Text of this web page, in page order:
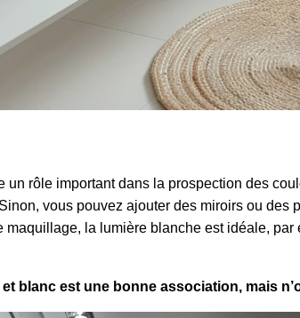
un rôle important dans la prospection des
vous pouvez ajouter des miroirs ou
la lumière blanche est idéale,
et blanc est une bonne association, mais